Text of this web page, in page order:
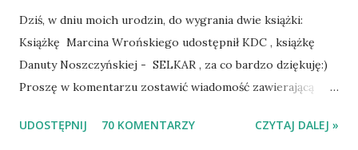
Dziś, w dniu moich urodzin, do wygrania dwie książki:
Książkę Marcina Wrońskiego udostępnił KDC , książkę
Danuty Noszczyńskiej - SELKAR , za co bardzo dziękuję:)
Proszę w komentarzu zostawić wiadomość zawierającą
Losowanie odbędzie się w niedzielę o 8:00. Zapraszam
UDOSTĘPNIJ 70 KOMENTARZY CZYTAJ DALEJ »